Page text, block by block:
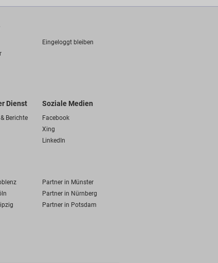
Eingeloggt bleiben
Dienst
Berichte
Soziale Medien
Facebook
Xing
LinkedIn
Partner in Münster
Partner in Nürnberg
Partner in Potsdam